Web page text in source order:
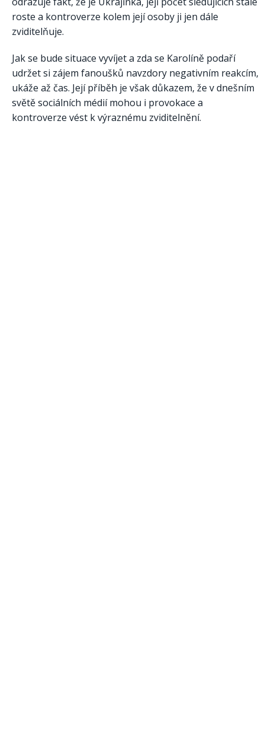
roste a kontroverze kolem její osoby ji jen dále
zviditelňuje.
Jak se bude situace vyvíjet a zda se Karolíně podaří
udržet si zájem fanoušků navzdory negativním reakcím,
ukáže až čas. Její příběh je však důkazem, že v dnešním
světě sociálních médií mohou i provokace a
kontroverze vést k výraznému zviditelnění.